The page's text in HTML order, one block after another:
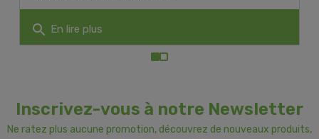
search En lire plus
Inscrivez-vous à notre Newsletter
Ne ratez plus aucune promotion, découvrez de nouveaux produits,